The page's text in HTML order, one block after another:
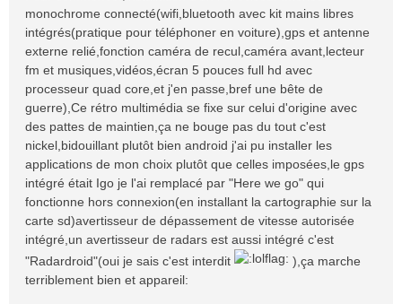
monochrome connecté(wifi,bluetooth avec kit mains libres
intégrés(pratique pour téléphoner en voiture),gps et antenne
externe relié,fonction caméra de recul,caméra avant,lecteur
fm et musiques,vidéos,écran 5 pouces full hd avec
processeur quad core,et j'en passe,bref une bête de
guerre),Ce rétro multimédia se fixe sur celui d'origine avec
des pattes de maintien,ça ne bouge pas du tout c'est
nickel,bidouillant plutôt bien android j'ai pu installer les
applications de mon choix plutôt que celles imposées,le gps
intégré était Igo je l'ai remplacé par "Here we go" qui
fonctionne hors connexion(en installant la cartographie sur la
carte sd)avertisseur de dépassement de vitesse autorisée
intégré,un avertisseur de radars est aussi intégré c'est
"Radardroid"(oui je sais c'est interdit
),ça marche
terriblement bien et appareil: